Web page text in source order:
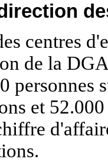
centres
de la
personnes
et